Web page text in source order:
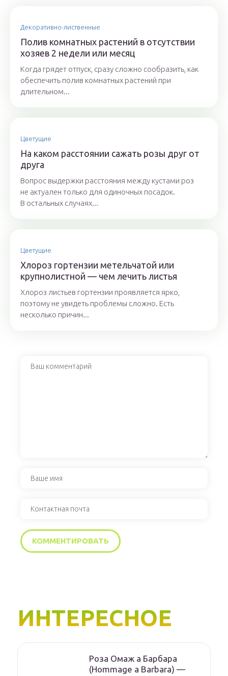
Декоративно-лиственные
Полив комнатных растений в отсутствии
хозяев 2 недели или месяц
Когда грядет отпуск, сразу сложно сообразить, как
обеспечить полив комнатных растений при
длительном...
Цветущие
На каком расстоянии сажать розы друг от
друга
Вопрос выдержки расстояния между кустами роз
не актуален только для одиночных посадок.
В остальных случаях...
Цветущие
Хлороз гортензии метельчатой или
крупнолистной — чем лечить листья
Хлороз листьев гортензии проявляется ярко,
поэтому не увидеть проблемы сложно. Есть
несколько причин...
ИНТЕРЕСНОЕ
Роза Омаж а Барбара
(Hommage a Barbara) —